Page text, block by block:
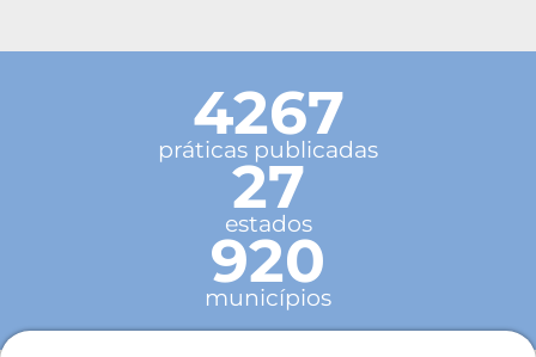
4267
práticas publicadas
27
estados
920
municípios